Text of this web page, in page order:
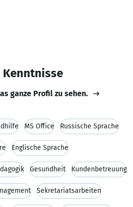
ganze Profil zu sehen.
MS Office Russische Sprache
Englische Sprache
Gesundheit Kundenbetreuung
Sekretariatsarbeiten